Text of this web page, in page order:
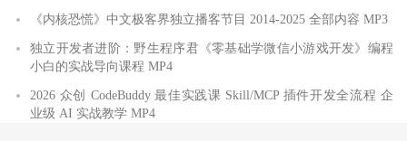
《内核恐慌》中文极客界独立播客节目 2014-2025 全部内容 MP3
独立开发者进阶：野生程序君《零基础学微信小游戏开发》编程
小白的实战导向课程 MP4
2026 众创 CodeBuddy 最佳实践课 Skill/MCP 插件开发全流程 企
业级 AI 实战教学 MP4